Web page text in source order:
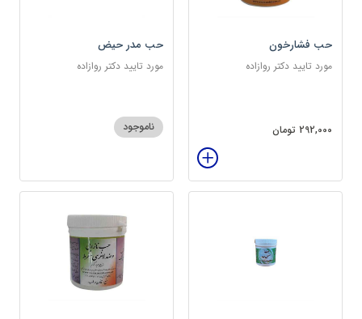
حب فشارخون
مورد تایید دکتر روازاده
292,000 تومان
حب مدر حیض
مورد تایید دکتر روازاده
ناموجود